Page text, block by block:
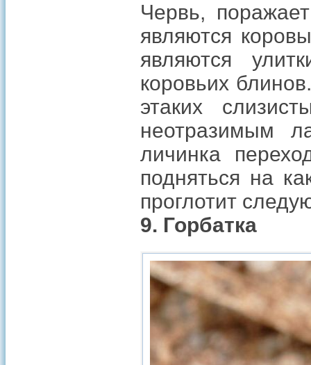
Червь,
являются
являются
коровьих
этаких
неотразимым
личинка
подняться на
проглотит
9. Горбатка